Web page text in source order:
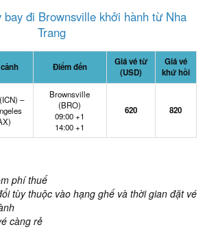
bay đi Brownsville khởi hành từ Nha
Trang
Điểm đến
Giá vé từ
(USD)
Giá vé
khứ hồi
–
Brownsville
(BRO)
09:00 +1
14:00 +1
620 820
phí thuế
tùy thuộc vào hạng ghế và thời gian đặt vé
càng rẻ